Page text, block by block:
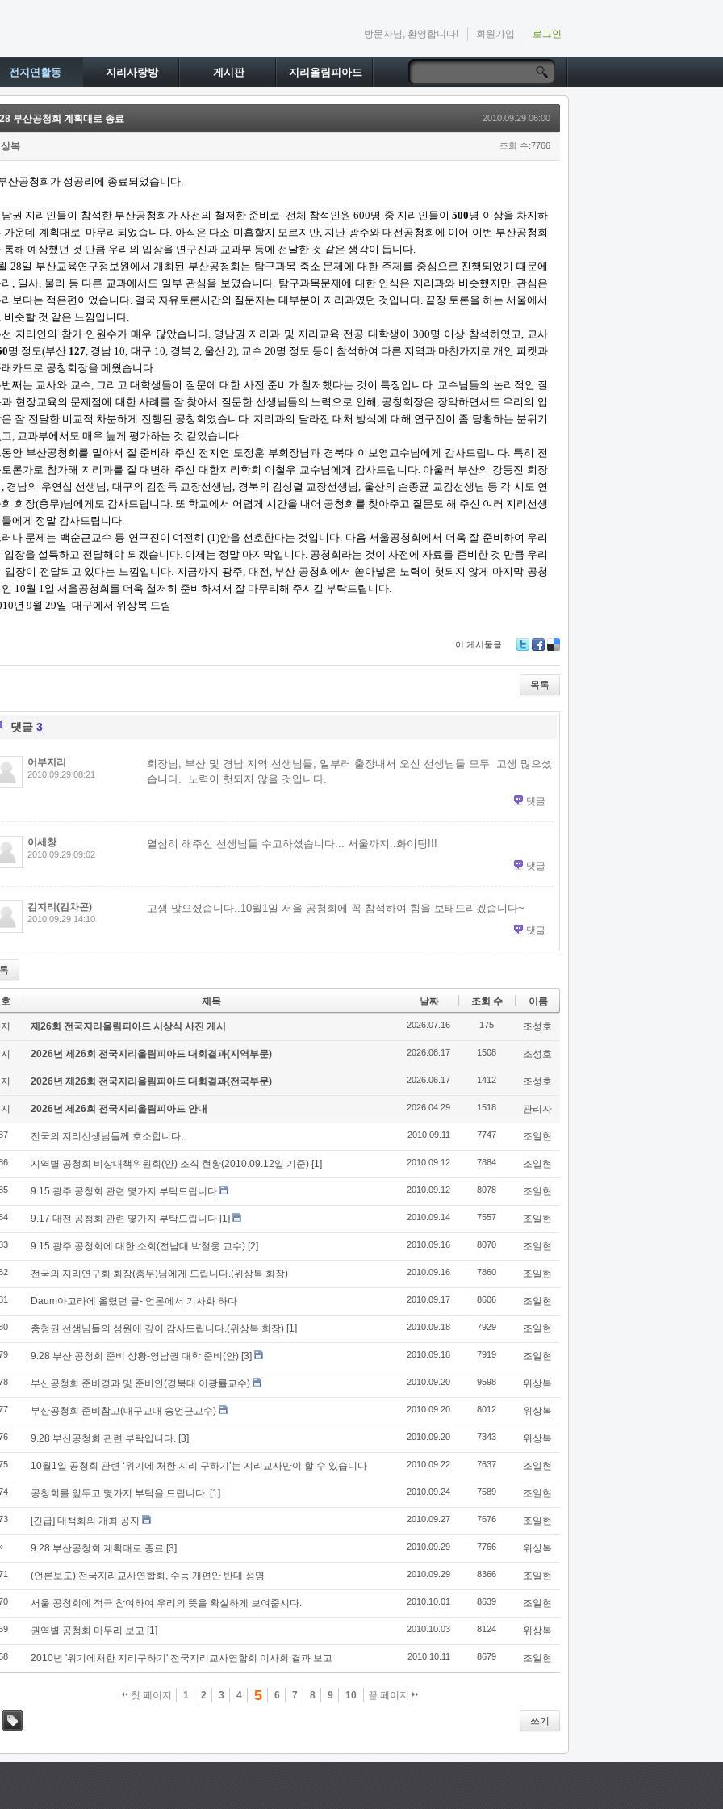
방문자님, 환영합니다! 회원가입 로그인
전지연활동 지리사랑방 게시판 지리올림피아드
부산공청회 계획대로 종료 2010.09.29 06:00
복 조회 수:7766
산공청회가 성공리에 종료되었습니다.
권 지리인들이 참석한 부산공청회가 사전의 철저한 준비로 전체 참석인원 600명 중 지리인들이500명 이상을 차지하
가운데 계획대로 마무리되었습니다. 아직은 다소 미흡할지 모르지만, 지난 광주와 대전공청회에 이어 이번 부산공청회
통해 예상했던 것 만큼 우리의 입장을 연구진과 교과부 등에 전달한 것 같은 생각이 듭니다.
28일 부산교육연구정보원에서 개최된 부산공청회는 탐구과목 축소 문제에 대한 주제를 중심으로 진행되었기 때문에
, 일사, 물리 등 다른 교과에서도 일부 관심을 보였습니다. 탐구과목문제에 대한 인식은 지리과와 비슷했지만. 관심은
보다는 적은편이었습니다. 결국 자유토론시간의 질문자는 대부분이 지리과였던 것입니다. 끝장 토론을 하는 서울에서
비슷할 것 같은 느낌입니다.
지리인의 참가 인원수가 매우 많았습니다. 영남권 지리과 및 지리교육 전공 대학생이 300명 이상 참석하였고, 교사
명 정도(부산 127, 경남 10, 대구 10, 경북 2, 울산 2), 교수 20명 정도 등이 참석하여 다른 지역과 마찬가지로 개인 피켓과
카드로 공청회장을 메웠습니다.
째는 교사와 교수, 그리고 대학생들이 질문에 대한 사전 준비가 철저했다는 것이 특징입니다. 교수님들의 논리적인 질
현장교육의 문제점에 대한 사례를 잘 찾아서 질문한 선생님들의 노력으로 인해, 공청회장은 장악하면서도 우리의 입
잘 전달한 비교적 차분하게 진행된 공청회였습니다. 지리과의 달라진 대처 방식에 대해 연구진이 좀 당황하는 분위기
, 교과부에서도 매우 높게 평가하는 것 같았습니다.
안 부산공청회를 맡아서 잘 준비해 주신 전지연 도정훈 부회장님과 경북대 이보영교수님에게 감사드립니다. 특히 전
론가로 참가해 지리과를 잘 대변해 주신 대한지리학회 이철우 교수님에게 감사드립니다. 아울러 부산의 강동진 회장
경남의 우연섭 선생님, 대구의 김점득 교장선생님, 경북의 김성렬 교장선생님, 울산의 손종균 교감선생님 등 각 시도 연
회장(총무)님에게도 감사드립니다. 또 학교에서 어렵게 시간을 내어 공청회를 찾아주고 질문도 해 주신 여러 지리선생
에게 정말 감사드립니다.
나 문제는 백순근교수 등 연구진이 여전히 (1)안을 선호한다는 것입니다. 다음 서울공청회에서 더욱 잘 준비하여 우리
입장을 설득하고 전달해야 되겠습니다. 이제는 정말 마지막입니다. 공청회라는 것이 사전에 자료를 준비한 것 만큼 우리
입장이 전달되고 있다는 느낌입니다. 지금까지 광주, 대전, 부산 공청회에서 쏟아넣은 노력이 헛되지 않게 마지막 공청
10월 1일 서울공청회를 더욱 철저히 준비하셔서 잘 마무리해 주시길 부탁드립니다.
년 9월 29일 대구에서 위상복 드림
이 게시물을
bo
ok
ou
s
목록
댓글 3
어부지리
2010.09.29 08:21
회장님, 부산 및 경남 지역 선생님들, 일부러 출장내서 오신 선생님들 모두 고생 많으셨
습니다. 노력이 헛되지 않을 것입니다.
댓글
이세창
2010.09.29 09:02
열심히 해주신 선생님들 수고하셨습니다... 서울까지..화이팅!!!
댓글
김지리(김차곤)
2010.09.29 14:10
고생 많으셨습니다..10월1일 서울 공청회에 꼭 참석하여 힘을 보태드리겠습니다~
댓글
제목 날짜 조회 수 이름
제26회 전국지리올림피아드 시상식 사진 게시 2026.07.16 175 조성호
2026년 제26회 전국지리올림피아드 대회결과(지역부문) 2026.06.17 1508 조성호
2026년 제26회 전국지리올림피아드 대회결과(전국부문) 2026.06.17 1412 조성호
2026년 제26회 전국지리올림피아드 안내 2026.04.29 1518 관리자
전국의 지리선생님들께 호소합니다. 2010.09.11 7747 조일현
지역별 공청회 비상대책위원회(안) 조직 현황(2010.09.12일 기준) [1] 2010.09.12 7884 조일현
9.15 광주 공청회 관련 몇가지 부탁드립니다 2010.09.12 8078 조일현
9.17 대전 공청회 관련 몇가지 부탁드립니다 [1] 2010.09.14 7557 조일현
9.15 광주 공청회에 대한 소회(전남대 박철웅 교수) [2] 2010.09.16 8070 조일현
전국의 지리연구회 회장(총무)님에게 드립니다.(위상복 회장) 2010.09.16 7860 조일현
Daum아고라에 올렸던 글- 언론에서 기사화 하다 2010.09.17 8606 조일현
충청권 선생님들의 성원에 깊이 감사드립니다.(위상복 회장) [1] 2010.09.18 7929 조일현
9.28 부산 공청회 준비 상황-영남권 대학 준비(안) [3] 2010.09.18 7919 조일현
부산공청회 준비경과 및 준비안(경북대 이광률교수) 2010.09.20 9598 위상복
부산공청회 준비참고(대구교대 송언근교수) 2010.09.20 8012 위상복
9.28 부산공청회 관련 부탁입니다. [3] 2010.09.20 7343 위상복
10월1일 공청회 관련 ‘위기에 처한 지리 구하기’는 지리교사만이 할 수 있습니다 2010.09.22 7637 조일현
공청회를 앞두고 몇가지 부탁을 드립니다. [1] 2010.09.24 7589 조일현
[긴급] 대책회의 개최 공지 2010.09.27 7676 조일현
9.28 부산공청회 계획대로 종료 [3] 2010.09.29 7766 위상복
(언론보도) 전국지리교사연합회, 수능 개편안 반대 성명 2010.09.29 8366 조일현
서울 공청회에 적극 참여하여 우리의 뜻을 확실하게 보여줍시다. 2010.10.01 8639 조일현
권역별 공청회 마무리 보고 [1] 2010.10.03 8124 위상복
2010년 '위기에처한 지리구하기' 전국지리교사연합회 이사회 결과 보고 2010.10.11 8679 조일현
첫 페이지 1 2 3 4 5 6 7 8 9 10 끝 페이지
쓰기